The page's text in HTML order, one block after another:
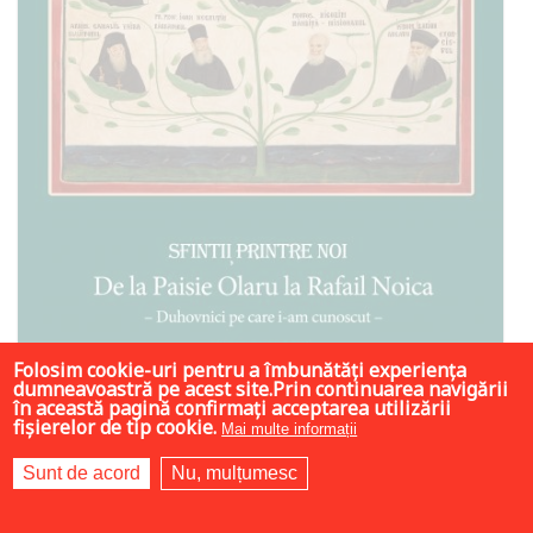
20 LEI
Stoc epuizat
20 LEI11 LEI
Folosim cookie-uri pentru a îmbunătăți experiența
dumneavoastră pe acest site.Prin continuarea navigării
în această pagină confirmați acceptarea utilizării
fișierelor de tip cookie. Mai multe informații
Sunt de acord Nu, mulțumesc